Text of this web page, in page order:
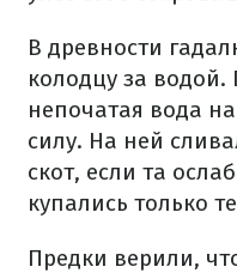
В древности
колодцу за водой.
непочатая вода
силу. На ней
скот, если та
купались только
Предки верили,